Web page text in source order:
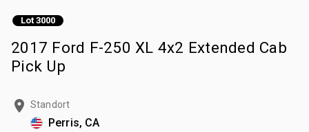
Lot 3000
2017 Ford F-250 XL 4x2 Extended Cab
Pick Up
Standort
Perris, CA